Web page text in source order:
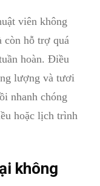
viên không
còn hỗ trợ quá
hoàn. Điều
lượng và tươi
nhanh chóng
hoặc lịch trình
không